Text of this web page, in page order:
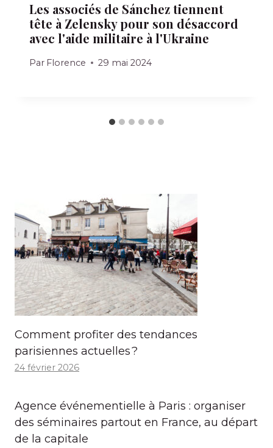
Les associés de Sánchez tiennent
tête à Zelensky pour son désaccord
avec l'aide militaire à l'Ukraine
Par Florence 29 mai 2024
Comment profiter des tendances
parisiennes actuelles ?
24 février 2026
Agence événementielle à Paris : organiser
des séminaires partout en France, au départ
de la capitale